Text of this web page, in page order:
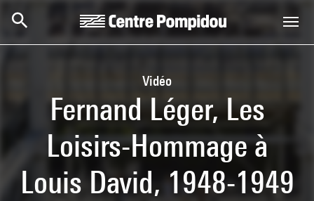
Vidéo
Fernand Léger, Les
Loisirs-Hommage à
Louis David, 1948-1949